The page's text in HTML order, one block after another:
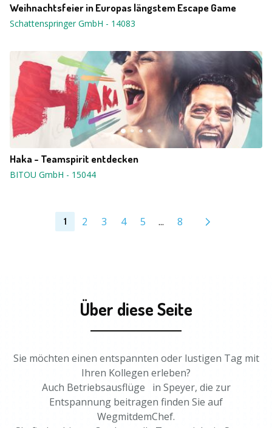
Weihnachtsfeier in Europas längstem Escape Game
Schattenspringer GmbH - 14083
Haka - Teamspirit entdecken
BITOU GmbH - 15044
1 2 3 4 5 ... 8
Über diese Seite
Sie möchten einen entspannten oder lustigen Tag mit
Ihren Kollegen erleben?
Auch Betriebsausflüge in Speyer, die zur
Entspannung beitragen finden Sie auf
WegmitdemChef.